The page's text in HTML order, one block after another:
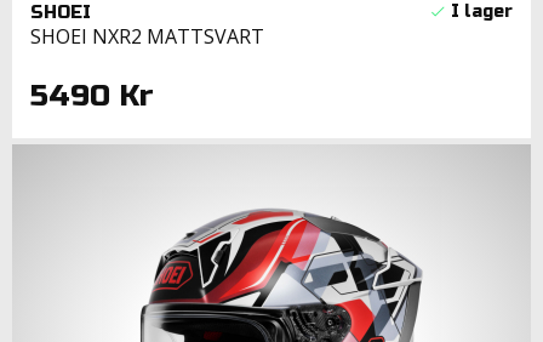
SHOEI
SHOEI NXR2 MATTSVART
5490 Kr